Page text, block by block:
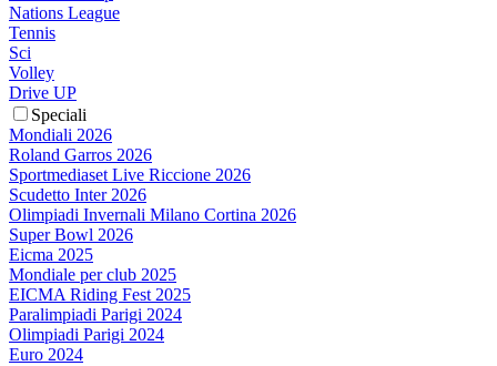
Nations League
Tennis
Sci
Volley
Drive UP
Speciali
Mondiali 2026
Roland Garros 2026
Sportmediaset Live Riccione 2026
Scudetto Inter 2026
Olimpiadi Invernali Milano Cortina 2026
Super Bowl 2026
Eicma 2025
Mondiale per club 2025
EICMA Riding Fest 2025
Paralimpiadi Parigi 2024
Olimpiadi Parigi 2024
Euro 2024